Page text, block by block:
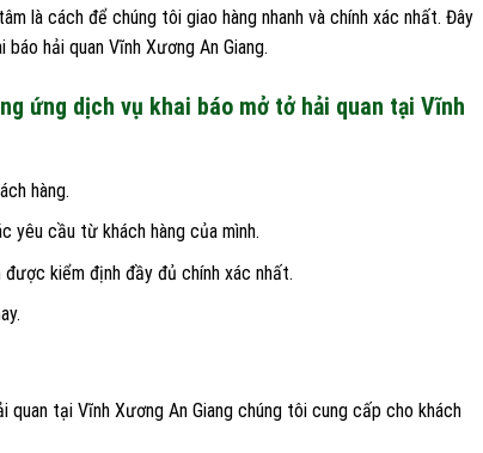
là cách để chúng tôi giao hàng nhanh và chính xác nhất. Đây
hải quan Vĩnh Xương An Giang.
ứng dịch vụ khai báo mở tở hải quan tại Vĩnh
hàng.
yêu cầu từ khách hàng của mình.
được kiểm định đầy đủ chính xác nhất.
quan tại Vĩnh Xương An Giang chúng tôi cung cấp cho khách